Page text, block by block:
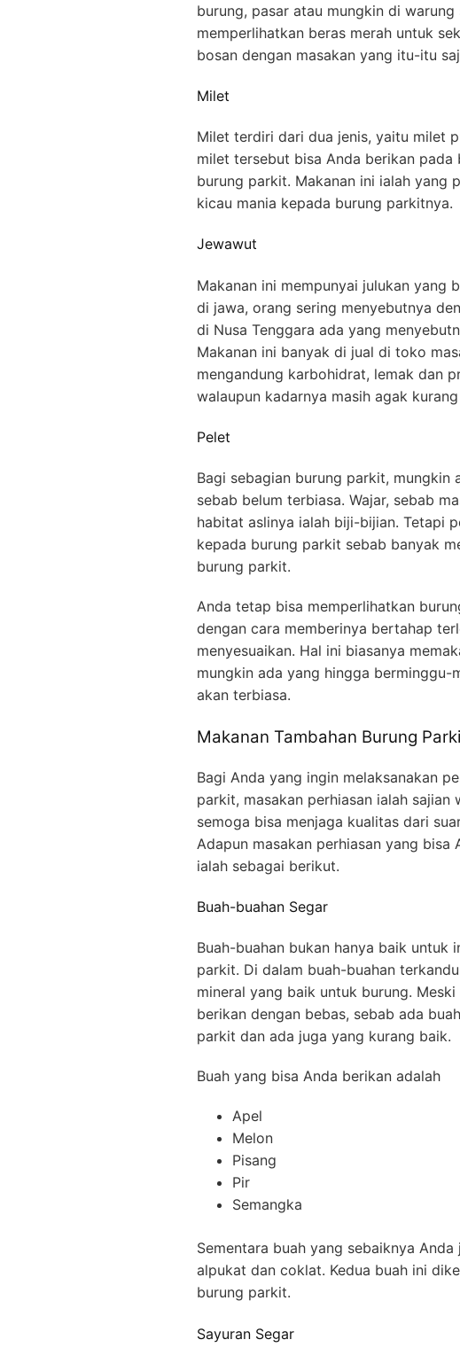
burung, pasar atau mungkin di
memperlihatkan beras merah untuk
bosan dengan masakan yang itu-itu
Milet
Milet terdiri dari dua jenis, yaitu milet
milet tersebut bisa Anda berikan
burung parkit. Makanan ini ialah yang
kicau mania kepada burung parkitnya.
Jewawut
Makanan ini mempunyai julukan yang
di jawa, orang sering menyebutnya
di Nusa Tenggara ada yang
Makanan ini banyak di jual di toko
mengandung karbohidrat, lemak dan
walaupun kadarnya masih agak
Pelet
Bagi sebagian burung parkit, mungkin
sebab belum terbiasa. Wajar, sebab
habitat aslinya ialah biji-bijian. Tetapi
kepada burung parkit sebab banyak
burung parkit.
Anda tetap bisa memperlihatkan
dengan cara memberinya bertahap
menyesuaikan. Hal ini biasanya
mungkin ada yang hingga
akan terbiasa.
Makanan Tambahan Burung
Bagi Anda yang ingin melaksanakan
parkit, masakan perhiasan ialah sajian
semoga bisa menjaga kualitas dari
Adapun masakan perhiasan yang
ialah sebagai berikut.
Buah-buahan Segar
Buah-buahan bukan hanya baik untuk
parkit. Di dalam buah-buahan
mineral yang baik untuk burung.
berikan dengan bebas, sebab ada
parkit dan ada juga yang kurang baik.
Buah yang bisa Anda berikan adalah
Apel
Melon
Pisang
Pir
Semangka
Sementara buah yang sebaiknya
alpukat dan coklat. Kedua buah ini
burung parkit.
Sayuran Segar